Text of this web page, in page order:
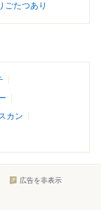
ごたつあり
カン
広告を非表示